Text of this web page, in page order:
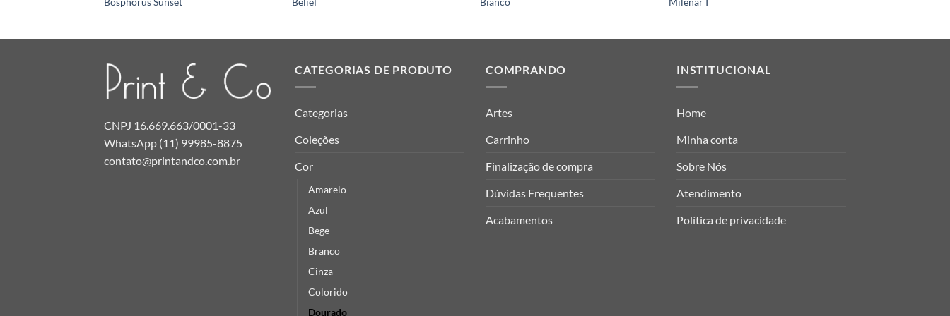
CNPJ 16.669.663/0001-33
WhatsApp (11) 99985-8875
contato@printandco.com.br
CATEGORIAS DE PRODUTO
Categorias
Coleções
Cor
Amarelo
Azul
Bege
Branco
Cinza
Colorido
Dourado
COMPRANDO
Artes
Carrinho
Finalização de compra
Dúvidas Frequentes
Acabamentos
INSTITUCIONAL
Home
Minha conta
Sobre Nós
Atendimento
Política de privacidade